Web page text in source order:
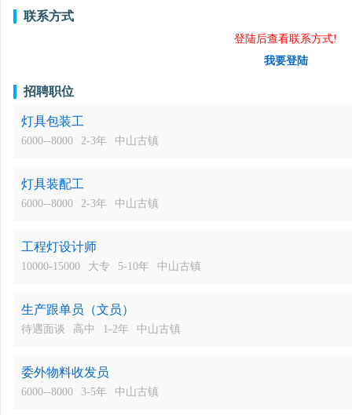
联系方式
登陆后查看联系方式!
我要登陆
招聘职位
灯具包装工
6000--8000 2-3年 中山古镇
灯具装配工
6000--8000 2-3年 中山古镇
工程灯设计师
10000-15000 大专 5-10年 中山古镇
生产跟单员（文员）
待遇面谈 高中 1-2年 中山古镇
委外物料收发员
6000--8000 3-5年 中山古镇